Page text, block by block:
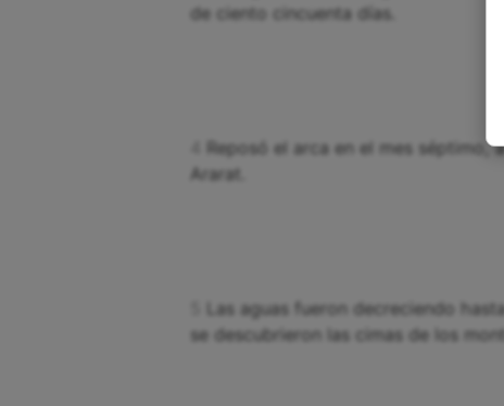
de ciento cincuenta días.
Reposó el arca en el mes
Ararat.
Las aguas fueron decreciendo
se descubrieron las cimas de los